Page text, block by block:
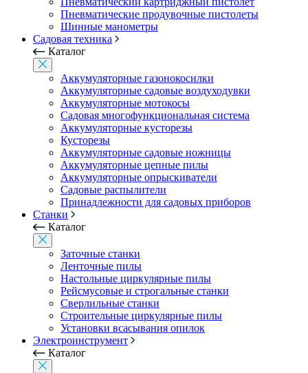
Пневматические продувочные пистолеты
Шинные манометры
Садовая техника
Каталог
Аккумуляторные газонокосилки
Аккумуляторные садовые воздуходувки
Аккумуляторные мотокосы
Садовая многофункциональная система
Аккумуляторные кусторезы
Кусторезы
Аккумуляторные садовые ножницы
Аккумуляторные цепные пилы
Аккумуляторные опрыскиватели
Садовые распылители
Принадлежности для садовых приборов
Станки
Каталог
Заточные станки
Ленточные пилы
Настольные циркулярные пилы
Рейсмусовые и строгальные станки
Сверлильные станки
Строительные циркулярные пилы
Установки всасывания опилок
Электроинструмент
Каталог